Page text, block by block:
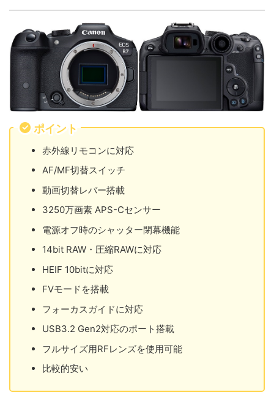
ポイント
赤外線リモコンに対応
AF/MF切替スイッチ
動画切替レバー搭載
3250万画素 APS-Cセンサー
電源オフ時のシャッター閉幕機能
14bit RAW・圧縮RAWに対応
HEIF 10bitに対応
FVモードを搭載
フォーカスガイドに対応
USB3.2 Gen2対応のポート搭載
フルサイズ用RFレンズを使用可能
比較的安い